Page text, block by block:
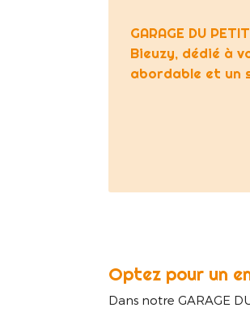
GARAGE DU
Bieuzy, dédié à
abordable et un
Optez pour un
Dans notre GARAGE